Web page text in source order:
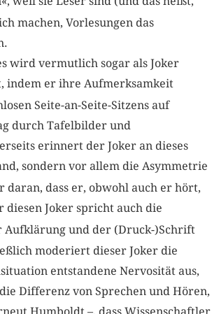
machen, Vorlesungen das
wird vermutlich sogar als Joker
indem er ihre Aufmerksamkeit
Seite-an-Seite-Sitzens auf
durch Tafelbilder und
erinnert der Joker an dieses
sondern vor allem die Asymmetrie
daran, dass er, obwohl auch er hört,
diesen Joker spricht auch die
Aufklärung und der (Druck-)Schrift
moderiert dieser Joker die
entstandene Nervosität aus,
Differenz von Sprechen und Hören,
Humboldt –, dass Wissenschaftler